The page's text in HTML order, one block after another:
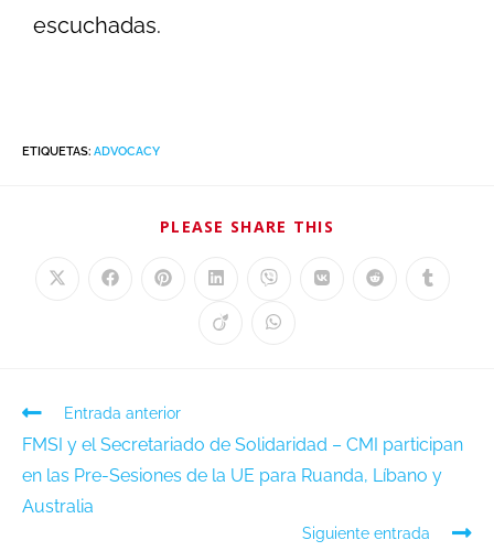
escuchadas.
ETIQUETAS: ADVOCACY
PLEASE SHARE THIS
Entrada anterior
FMSI y el Secretariado de Solidaridad – CMI participan
en las Pre-Sesiones de la UE para Ruanda, Líbano y
Australia
Siguiente entrada